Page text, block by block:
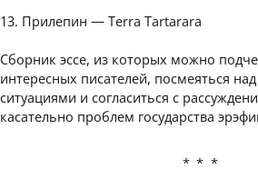
13. Прилепин — Terra Tartarara
Сборник эссе, из которых можно
интересных писателей, посмеяться
ситуациями и согласиться с
касательно проблем государства
***